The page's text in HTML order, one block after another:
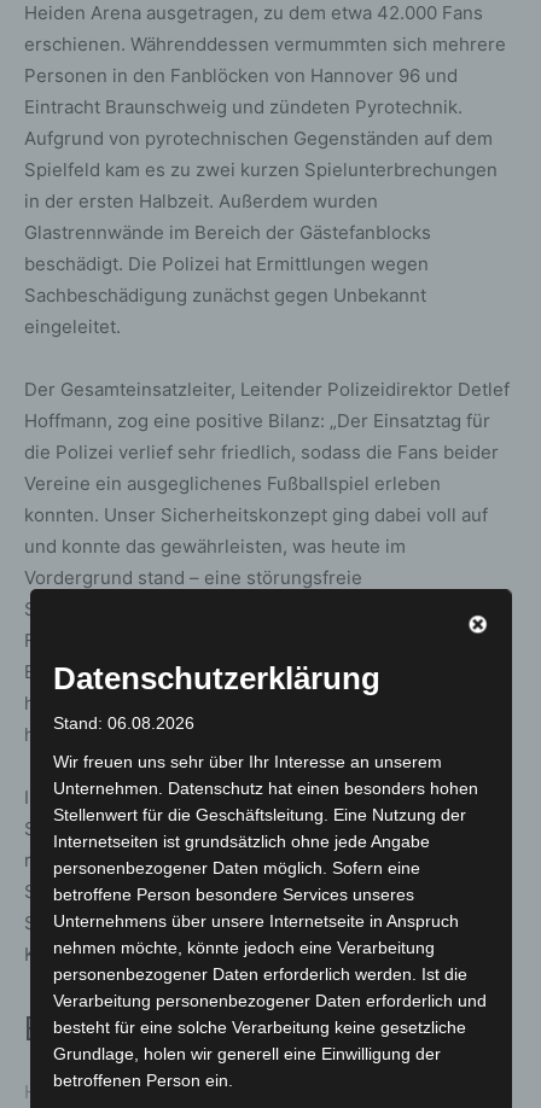
Heiden Arena ausgetragen, zu dem etwa 42.000 Fans
erschienen. Währenddessen vermummten sich mehrere
Personen in den Fanblöcken von Hannover 96 und
Eintracht Braunschweig und zündeten Pyrotechnik.
Aufgrund von pyrotechnischen Gegenständen auf dem
Spielfeld kam es zu zwei kurzen Spielunterbrechungen
in der ersten Halbzeit. Außerdem wurden
Glastrennwände im Bereich der Gästefanblocks
beschädigt. Die Polizei hat Ermittlungen wegen
Sachbeschädigung zunächst gegen Unbekannt
eingeleitet.
Der Gesamteinsatzleiter, Leitender Polizeidirektor Detlef
Hoffmann, zog eine positive Bilanz: „Der Einsatztag für
die Polizei verlief sehr friedlich, sodass die Fans beider
Vereine ein ausgeglichenes Fußballspiel erleben
konnten. Unser Sicherheitskonzept ging dabei voll auf
und konnte das gewährleisten, was heute im
Vordergrund stand – eine störungsfreie
Sportveranstaltung. Mein Dank gilt den friedlichen
Fußballfans und den zahlreichen Beamtinnen und
Beamten, die heute für die Sicherheit in der
hannoverschen Innenstadt und im Stadion gesorgt
haben.“
In einer ersten Bilanz am Samstagabend wurden fünf
Strafverfahren in Zusammenhang mit dem Derby
registriert, darunter Verstöße gegen das
Sprengstoffgesetz/Sprengverordnung,
Sachbeschädigung und Verdacht der gefährlichen
Körperverletzung.
Beurteilung der Bundespolizei
Hannover(ots). Die Bundespolizeiinspektion Hannover
Datenschutzerklärung
Stand: 06.08.2026
Wir freuen uns sehr über Ihr Interesse an unserem
Unternehmen. Datenschutz hat einen besonders hohen
Stellenwert für die Geschäftsleitung. Eine Nutzung der
Internetseiten ist grundsätzlich ohne jede Angabe
personenbezogener Daten möglich. Sofern eine
betroffene Person besondere Services unseres
Unternehmens über unsere Internetseite in Anspruch
nehmen möchte, könnte jedoch eine Verarbeitung
personenbezogener Daten erforderlich werden. Ist die
Verarbeitung personenbezogener Daten erforderlich und
besteht für eine solche Verarbeitung keine gesetzliche
Grundlage, holen wir generell eine Einwilligung der
betroffenen Person ein.